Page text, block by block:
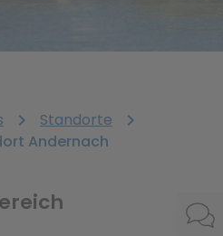
Sie sind. So können wir Ihnen
die genau auf Ihr
sind.
chevron_right Standorte chevron_right
Andernach